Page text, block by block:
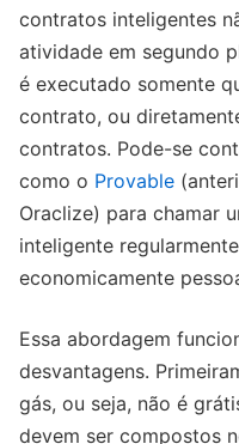
contratos inteligentes
atividade em segundo
é executado somente
contrato, ou
contratos. Pode-se
como o Provable
Oraclize) para chamar
inteligente
economicamente
Essa abordagem
desvantagens.
gás, ou seja, não é
devem ser compostos